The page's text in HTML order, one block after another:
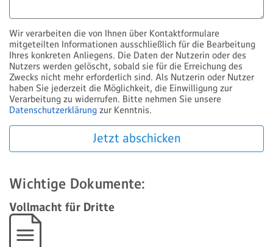
Wir verarbeiten die von Ihnen über Kontaktformulare
mitgeteilten Informationen ausschließlich für die Bearbeitung
Ihres konkreten Anliegens. Die Daten der Nutzerin oder des
Nutzers werden gelöscht, sobald sie für die Erreichung des
Zwecks nicht mehr erforderlich sind. Als Nutzerin oder Nutzer
haben Sie jederzeit die Möglichkeit, die Einwilligung zur
Verarbeitung zu widerrufen. Bitte nehmen Sie unsere
Datenschutzerklärung zur Kenntnis.
Jetzt abschicken
Wichtige Dokumente:
Vollmacht für Dritte